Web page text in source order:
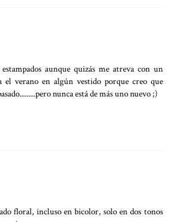
aunque quizás me atreva con un
el verano en algún vestido porque creo que
nunca está de más uno nuevo ;)
floral, incluso en bicolor, solo en dos tonos